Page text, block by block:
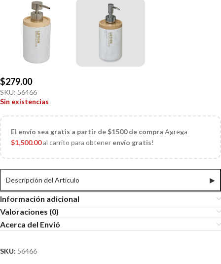
$279.00
SKU: 56466
Sin existencias
El envío sea gratis a partir de $1500 de compra Agrega
$1,500.00al carrito para obtener envío gratis!
Descripción del Articulo ▶
Información adicional
Valoraciones (0)
Acerca del Envió
SKU: 56466